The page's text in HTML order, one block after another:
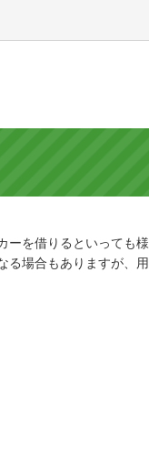
を借りるといっても
場合もありますが、